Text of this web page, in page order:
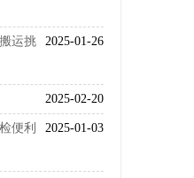
2025-01-26
运挑
2025-02-20
2025-01-03
便利